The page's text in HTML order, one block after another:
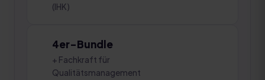
(IHK)
4er-Bundle
+ Fachkraft für
Qualitätsmanagement